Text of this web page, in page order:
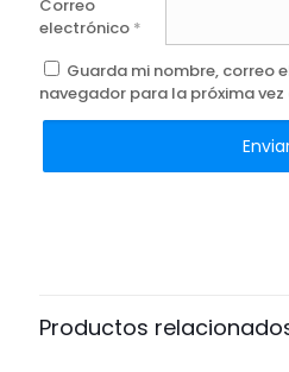
Correo
electrónico *
Guarda mi nombre, correo
navegador para la próxima
Productos